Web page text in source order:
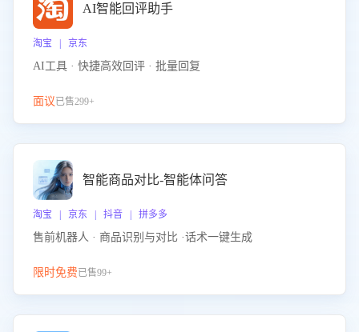
AI智能回评助手
淘宝 | 京东
AI工具 · 快捷高效回评 · 批量回复
面议已售299+
智能商品对比-智能体问答
淘宝 | 京东 | 抖音 | 拼多多
售前机器人 · 商品识别与对比 ·话术一键生成
限时免费已售99+